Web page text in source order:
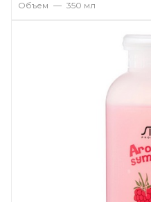
Объем — 350 мл